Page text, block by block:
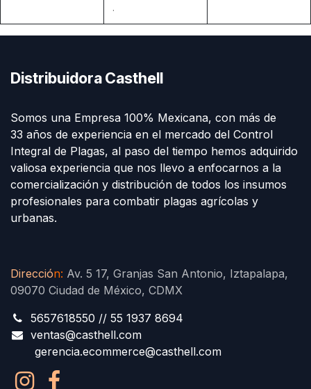
.
Distribuidora Casthell
Somos una Empresa 100% Mexicana, con más de
33 años de experiencia en el mercado del Control
Integral de Plagas, al paso del tiempo hemos adquirido
valiosa experiencia que nos llevo a enfocarnos a la
comercialización y distribución de todos los insumos
profesionales para combatir plagas agrícolas y
urbanas.
Dirección: Av. 5 17, Granjas San Antonio, Iztapalapa,
09070 Ciudad de México, CDMX
5657618550 // 55 1937 8694
ventas@casthell.com
gerencia.ecommerce@casthell.com